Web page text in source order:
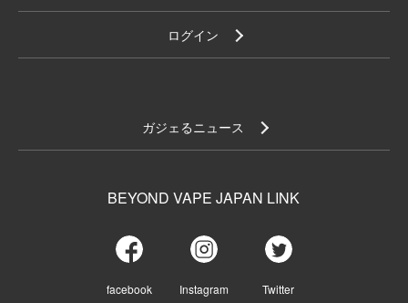
ログイン
ガジェるニュース
BEYOND VAPE JAPAN LINK
facebook Instagram Twitter